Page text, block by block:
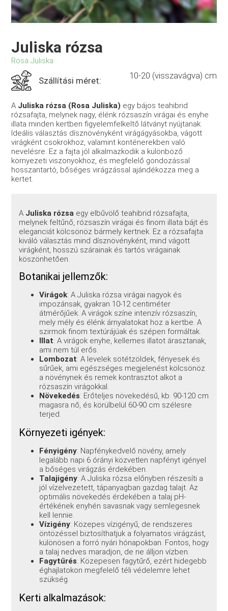
Juliska rózsa
Rosa Juliska
Szállítási méret: 10-20 (visszavágva) cm
A Juliska rózsa (Rosa Juliska) egy bájos teahibrid
rózsafajta, melynek nagy, élénk rózsaszín virágai és enyhe
illata minden kertben figyelemfelkeltő látványt nyújtanak.
Ideális választás dísznövényként virágágyásokba, vágott
virágként csokrokhoz, valamint konténerekben való
nevelésre. Ez a fajta jól alkalmazkodik a különböző
környezeti viszonyokhoz, és megfelelő gondozással
hosszantartó, bőséges virágzással ajándékozza meg a
kertet.
A Juliska rózsa egy elbűvölő teahibrid rózsafajta,
melynek feltűnő, rózsaszín virágai és finom illata bájt és
eleganciát kölcsönöz bármely kertnek. Ez a rózsafajta
kiváló választás mind dísznövényként, mind vágott
virágként, hosszú szárainak és tartós virágainak
köszönhetően.
Botanikai jellemzők:
Virágok: A Juliska rózsa virágai nagyok és
impozánsak, gyakran 10-12 centiméter
átmérőjűek. A virágok színe intenzív rózsaszín,
mely mély és élénk árnyalatokat hoz a kertbe. A
szirmok finom textúrájúak és szépen formáltak.
Illat: A virágok enyhe, kellemes illatot árasztanak,
ami nem túl erős.
Lombozat: A levelek sötétzöldek, fényesek és
sűrűek, ami egészséges megjelenést kölcsönöz
a növénynek és remek kontrasztot alkot a
rózsaszín virágokkal.
Növekedés: Erőteljes növekedésű, kb. 90-120 cm
magasra nő, és körülbelül 60-90 cm szélesre
terjed.
Környezeti igények:
Fényigény: Napfénykedvelő növény, amely
legalább napi 6 órányi közvetlen napfényt igényel
a bőséges virágzás érdekében.
Talajigény: A Juliska rózsa előnyben részesíti a
jól vízelvezetett, tápanyagban gazdag talajt. Az
optimális növekedés érdekében a talaj pH-
értékének enyhén savasnak vagy semlegesnek
kell lennie.
Vízigény: Közepes vízigényű, de rendszeres
öntözéssel biztosíthatjuk a folyamatos virágzást,
különösen a forró nyári hónapokban. Fontos, hogy
a talaj nedves maradjon, de ne álljon vízben.
Fagytűrés: Közepesen fagytűrő, ezért hidegebb
éghajlatokon megfelelő téli védelemre lehet
szükség.
Kerti alkalmazások: